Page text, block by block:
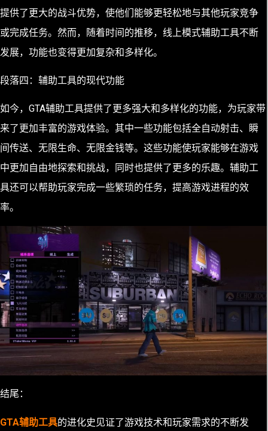
提供了更大的战斗优势，使他们能够更轻松地与其他玩家竞争
或完成任务。然而，随着时间的推移，线上模式辅助工具不断
发展，功能也变得更加复杂和多样化。
段落四：辅助工具的现代功能
如今，GTA辅助工具提供了更多强大和多样化的功能，为玩家带
来了更加丰富的游戏体验。其中一些功能包括全自动射击、瞬
间传送、无限生命、无限金钱等。这些功能使玩家能够在游戏
中更加自由地探索和挑战，同时也提供了更多的乐趣。辅助工
具还可以帮助玩家完成一些繁琐的任务，提高游戏进程的效
率。
结尾：
GTA辅助工具的进化史见证了游戏技术和玩家需求的不断发